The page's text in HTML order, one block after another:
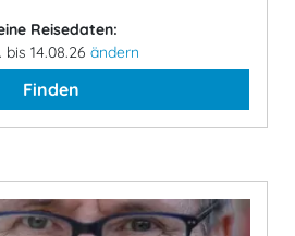
Reisedaten:
bis 14.08.26 ändern
Finden